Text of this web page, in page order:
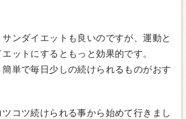
ンダイエットも良いのですが、運動と
ットにするともっと効果的です。
単で毎日少しの続けられるものがおす
コツ続けられる事から始めて行きまし